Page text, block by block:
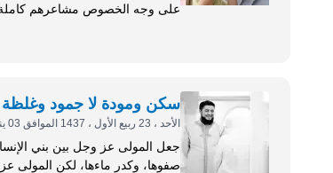
على وجه الخصوص مشاعرهم كاملة،
سكن ومودة لا جمود وغلظة
الأحد ، 23 ربيع الأول ، 1437 الموافق 03 يناير 2016
جعل المولى عز وجل بين بني
صفوها، وكدر ماءها، لكن المولى